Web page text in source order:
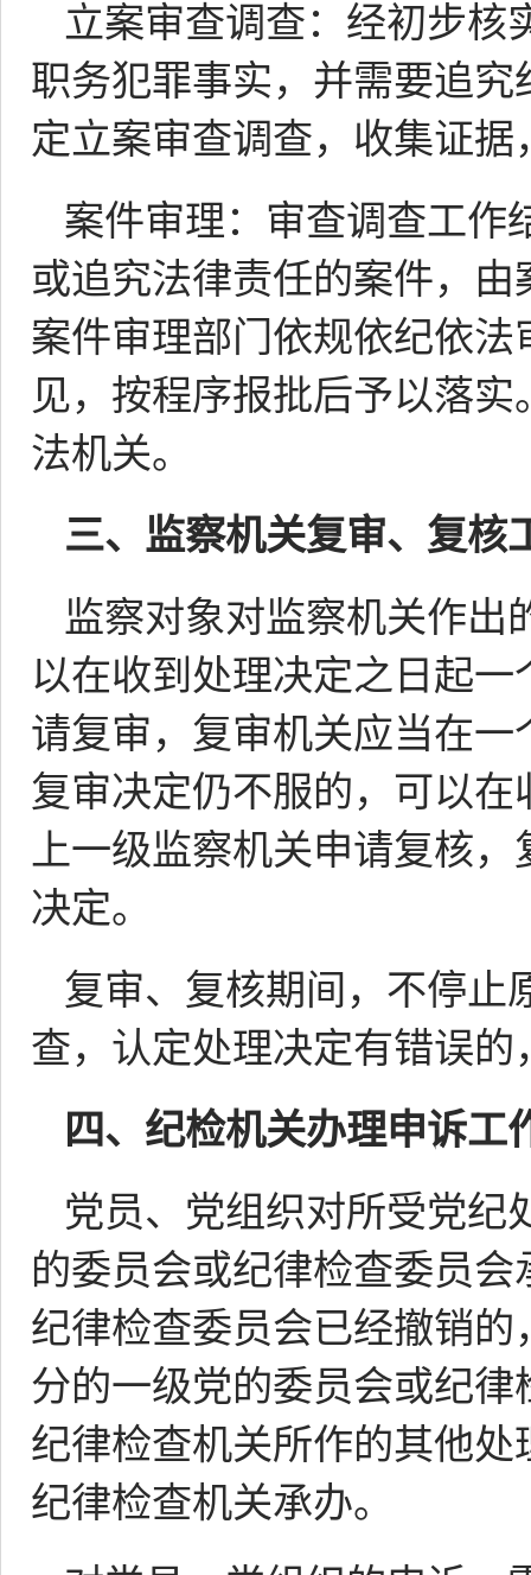
立案审查调查：经初步核
职务犯罪事实，并需要追
定立案审查调查，收集证
案件审理：审查调查工作
或追究法律责任的案件，
案件审理部门依规依纪依
见，按程序报批后予以落
法机关。
三、 监察机关复审、复核
监察对象对监察机关作出
以在收到处理决定之日起
请复审，复审机关应当在
复审决定仍不服的，可以
上一级监察机关申请复核
决定。
复审、复核期间，不停止
查，认定处理决定有错误
四、 纪检机关办理申诉工
党员、党组织对所受党纪
的委员会或纪律检查委员
纪律检查委员会已经撤销
分的一级党的委员会或纪
纪律检查机关所作的其他
纪律检查机关承办。